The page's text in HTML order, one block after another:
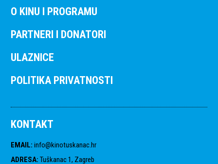
O KINU I PROGRAMU
PARTNERI I DONATORI
ULAZNICE
POLITIKA PRIVATNOSTI
KONTAKT
EMAIL: info@kinotuskanac.hr
ADRESA: Tuškanac 1, Zagreb